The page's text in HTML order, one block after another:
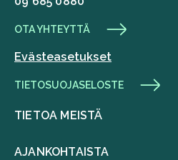
OTA YHTEYTTÄ
Evästeasetukset
TIETOSUOJASELOSTE
TIETOA MEISTÄ
AJANKOHTAISTA